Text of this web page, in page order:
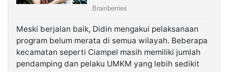
Meski berjalan baik, Didin mengakui pelaksanaan
program belum merata di semua wilayah. Beberapa
kecamatan seperti Ciampel masih memiliki jumlah
pendamping dan pelaku UMKM yang lebih sedikit